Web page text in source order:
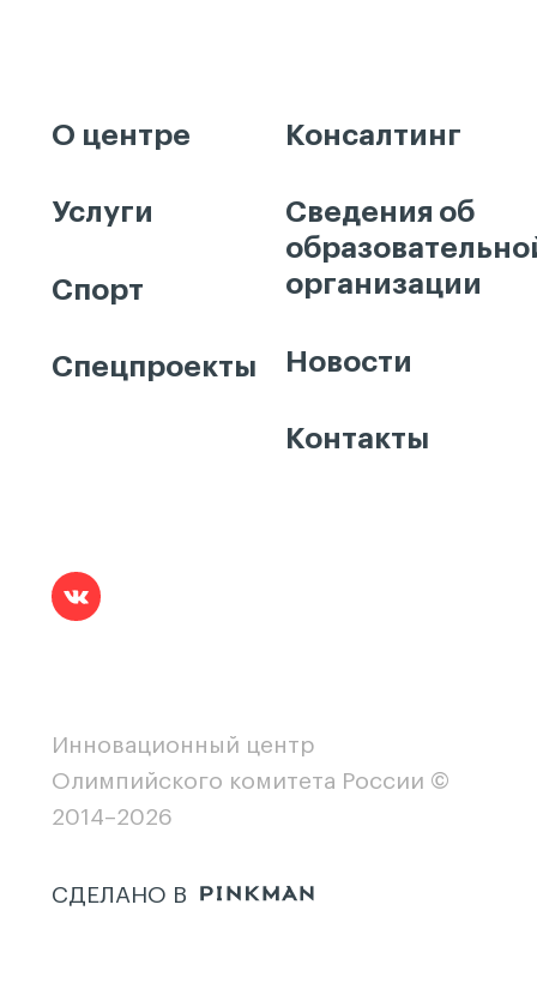
О центре
Услуги
Спорт
Спецпроекты
Консалтинг
Сведения об
организации
Новости
Контакты
Инновационный центр
Олимпийского комитета России ©
2014–2026
СДЕЛАНО В